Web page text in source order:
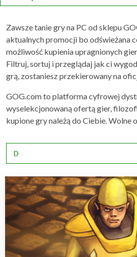
Zawsze tanie gry na PC od sklepu
aktualnych promocji bo odświeżana
możliwość kupienia upragnionych
Filtruj, sortuj i przeglądaj jak ci
grą, zostaniesz przekierowany na
GOG.com to platforma cyfrowej
wyselekcjonowaną ofertą gier,
kupione gry należą do Ciebie. Wolne